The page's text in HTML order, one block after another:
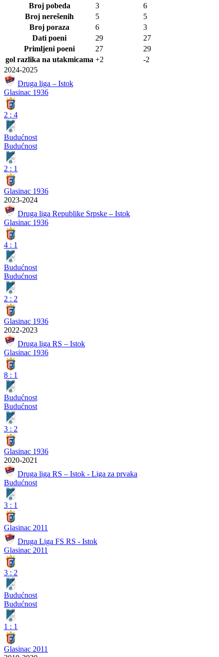
Broj pobeda 3
6
Broj nerešenih
5
5
Broj poraza
6
3
Dati poeni
29
27
Primljeni poeni
27
29
gol razlika na utakmicama +2
-2
2024-2025
Druga liga – Istok
Glasinac 1936
2 : 4
Budućnost
Budućnost
2 : 1
Glasinac 1936
2023-2024
Druga liga Republike Srpske – Istok
Glasinac 1936
4 : 1
Budućnost
Budućnost
2 : 2
Glasinac 1936
2022-2023
Druga liga RS – Istok
Glasinac 1936
8 : 1
Budućnost
Budućnost
3 : 2
Glasinac 1936
2020-2021
Druga liga RS – Istok - Liga za prvaka
Budućnost
3 : 1
Glasinac 2011
Druga Liga FS RS - Istok
Glasinac 2011
3 : 2
Budućnost
Budućnost
1 : 1
Glasinac 2011